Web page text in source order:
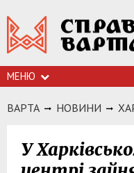
МЕНЮ
ВАРТА НОВИНИ
У